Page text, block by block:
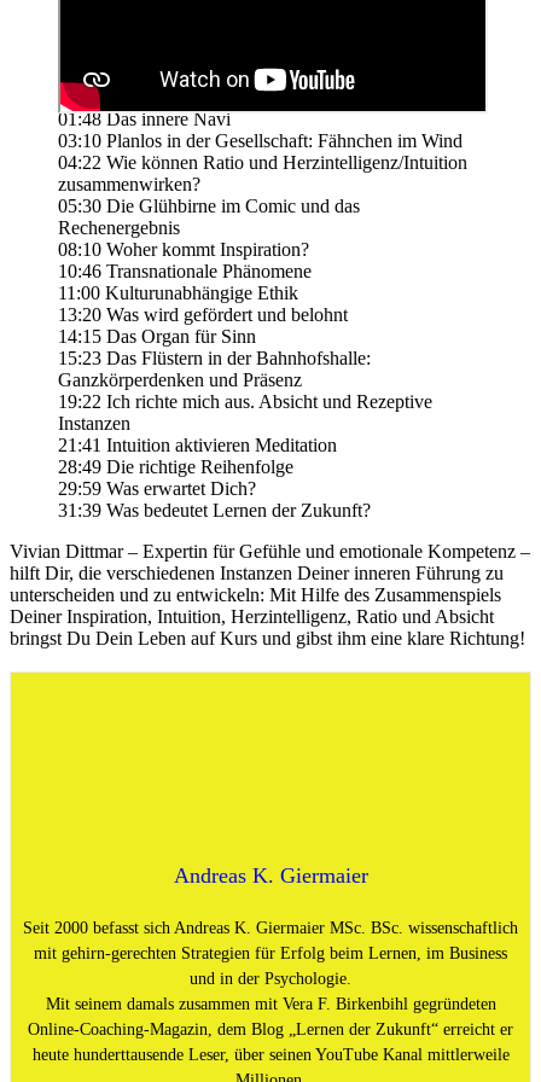
01:48 Das innere Navi
03:10 Planlos in der Gesellschaft: Fähnchen im Wind
04:22 Wie können Ratio und Herzintelligenz/Intuition
zusammenwirken?
05:30 Die Glühbirne im Comic und das
Rechenergebnis
08:10 Woher kommt Inspiration?
10:46 Transnationale Phänomene
11:00 Kulturunabhängige Ethik
13:20 Was wird gefördert und belohnt
14:15 Das Organ für Sinn
15:23 Das Flüstern in der Bahnhofshalle:
Ganzkörperdenken und Präsenz
19:22 Ich richte mich aus. Absicht und Rezeptive
Instanzen
21:41 Intuition aktivieren Meditation
28:49 Die richtige Reihenfolge
29:59 Was erwartet Dich?
31:39 Was bedeutet Lernen der Zukunft?
Vivian Dittmar – Expertin für Gefühle und emotionale Kompetenz –
hilft Dir, die verschiedenen Instanzen Deiner inneren Führung zu
unterscheiden und zu entwickeln: Mit Hilfe des Zusammenspiels
Deiner Inspiration, Intuition, Herzintelligenz, Ratio und Absicht
bringst Du Dein Leben auf Kurs und gibst ihm eine klare Richtung!
Andreas K. Giermaier
Seit 2000 befasst sich Andreas K. Giermaier MSc. BSc. wissenschaftlich
mit gehirn-gerechten Strategien für Erfolg beim Lernen, im Business
und in der Psychologie.
Mit seinem damals zusammen mit Vera F. Birkenbihl gegründeten
Online-Coaching-Magazin, dem Blog „Lernen der Zukunft“ erreicht er
heute hunderttausende Leser, über seinen YouTube Kanal mittlerweile